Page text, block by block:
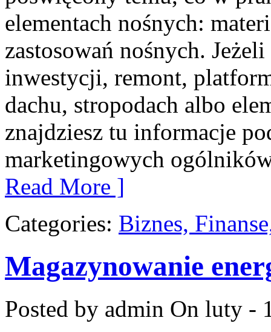
elementach nośnych:
zastosowań nośnych.
inwestycji, remont,
dachu, stropodach albo
znajdziesz tu informacje
marketingowych
Read More ]
Categories: Biznes,
Magazynowanie
Posted by admin On luty -